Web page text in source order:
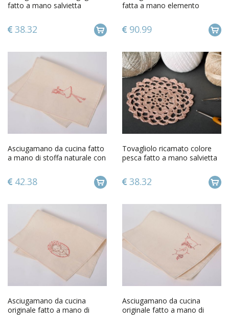
fatto a mano salvietta
38.32
fatta a mano elemento
90.99
Asciugamano da cucina fatto
a mano di stoffa naturale con
42.38
Tovagliolo ricamato colore
pesca fatto a mano salvietta
38.32
Asciugamano da cucina
originale fatto a mano di
Asciugamano da cucina
originale fatto a mano di